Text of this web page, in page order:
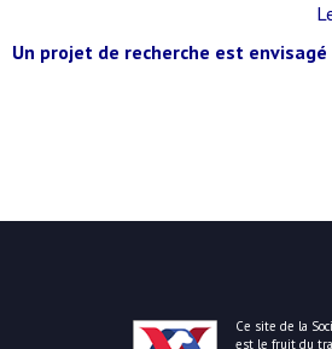
Un projet de recherche est
Ce site de la
est le fruit du